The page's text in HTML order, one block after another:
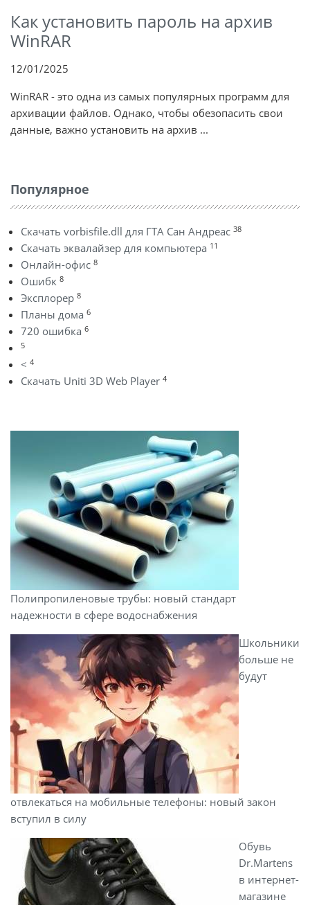
Как установить пароль на архив
WinRAR
12/01/2025
WinRAR - это одна из самых популярных программ для
архивации файлов. Однако, чтобы обезопасить свои
данные, важно установить на архив ...
Популярное
Скачать vorbisfile.dll для ГТА Сан Андреас 38
Скачать эквалайзер для компьютера 11
Онлайн-офис 8
Ошибк 8
Эксплорер 8
Планы дома 6
720 ошибка 6
5
< 4
Скачать Uniti 3D Web Player 4
Полипропиленовые трубы: новый стандарт
надежности в сфере водоснабжения
Школьники
больше не
будут
отвлекаться на мобильные телефоны: новый закон
вступил в силу
Обувь
Dr.Martens
в интернет-
магазине